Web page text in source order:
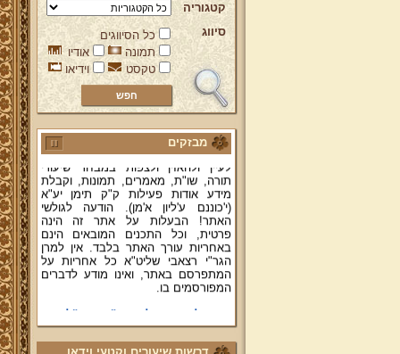
קטגוריה
סיווג
כל הסיווגים
תמונה
אודיו
טקסט
וידיאו
מבזקים
ברוכים הבאים לאתר מהרי"ץ
יד מהרי"ץ - פורטל תורני למורשת יהדות
תימן, האתר הרשמי להנצחת מורשתו
של גאון רבני תימן ותפארתם מהרי"ץ
זצוק"ל. באתר תמצאו גם תכנים תורניים
והלכתיים רבים של מרן הגאון הרב יצחק
רצאבי שליט"א - פוסק עדת תימן,
מחבר ספרי שלחן ערוך המקוצר ח"ח
ושו"ת עולת יצחק ג"ח ועוד, וכן תוכלו
לעיין ולהאזין ולצפות במבחר שיעורי
תורה, שו"ת, מאמרים, תמונות, וקבלת
מידע אודות פעילות ק"ק תימן יע"א
(י'כוננם ע'ליון א'מן). הודעה לגולשי
האתר! הבעלות על אתר זה הינה
פרטית, וכל התכנים המובאים הינם
באחריות עורך האתר בלבד. אין למרן
הגר"י רצאבי שליט"א כל אחריות על
המתפרסם באתר, ואינו מודע לדברים
המפורסמים בו.
קווים לדמותו של מהרי"ץ זצוק"ל
פניה נרגשת אל אחינו בני עדת תימן
יע"א די בכל אתר ואתר